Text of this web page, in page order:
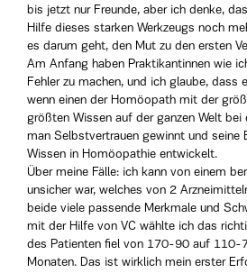
bis jetzt nur Freunde, aber ich denke,
Hilfe dieses starken Werkzeugs noch
es darum geht, den Mut zu den ersten
Am Anfang haben Praktikantinnen wie
Fehler zu machen, und ich glaube, dass
wenn einen der Homöopath mit der
größten Wissen auf der ganzen Welt
man Selbstvertrauen gewinnt und seine
Wissen in Homöopathie entwickelt.
Über meine Fälle: ich kann von einem
unsicher war, welches von 2
beide viele passende Merkmale und
mit der Hilfe von VC wählte ich das
des Patienten fiel von 170-90 auf 110-
Monaten. Das ist wirklich mein erster